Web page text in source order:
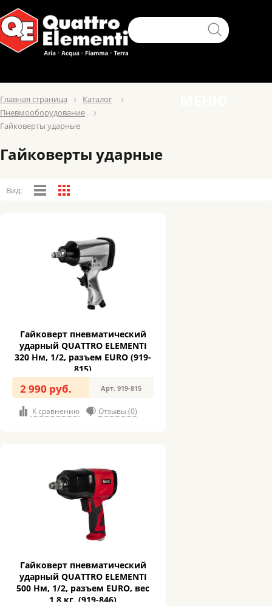
Главная страница
Каталог
Пневмооборудование
Гайковерты ударные
Гайковерты ударные
Вид:
Гайковерт пневматический
ударный QUATTRO ELEMENTI
320 Нм, 1/2, разъем EURO (919-
815)
2 990 руб. Арт. 919-815
К сравнению Отзывы (0)
Гайковерт пневматический
ударный QUATTRO ELEMENTI
500 Нм, 1/2, разъем EURO, вес
1,8 кг. (919-846)